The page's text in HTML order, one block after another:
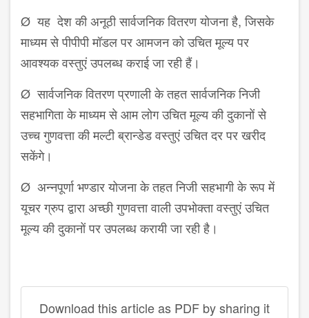
Ø यह देश की अनूठी सार्वजनिक वितरण योजना है, जिसके
माध्यम से पीपीपी मॉडल पर आमजन को उचित मूल्य पर
आवश्यक वस्तुएं उपलब्ध कराई जा रही हैं।
Ø सार्वजनिक वितरण प्रणाली के तहत सार्वजनिक निजी
सहभागिता के माध्यम से आम लोग उचित मूल्य की दुकानों से
उच्च गुणवत्ता की मल्टी ब्रान्डेड वस्तुएं उचित दर पर खरीद
सकेंगे।
Ø अन्नपूर्णा भण्डार योजना के तहत निजी सहभागी के रूप में
यूचर ग्रुप द्वारा अच्छी गुणवत्ता वाली उपभोक्ता वस्तुएं उचित
मूल्य की दुकानों पर उपलब्ध करायी जा रही है।
Download this article as PDF by sharing it